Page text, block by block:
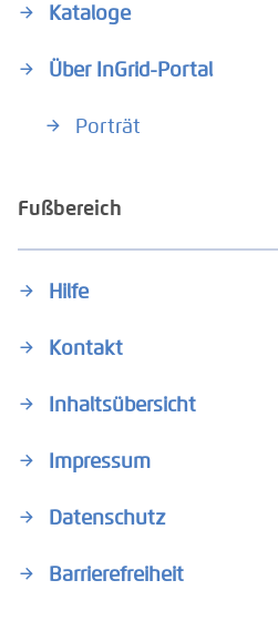
Kataloge
Über InGrid-Portal
Porträt
Fußbereich
Hilfe
Kontakt
Inhaltsübersicht
Impressum
Datenschutz
Barrierefreiheit